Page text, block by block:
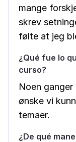
mange
skrev
følte at jeg
¿Qué fue lo
curso?
Noen
ønske vi
temaer.
¿De qué